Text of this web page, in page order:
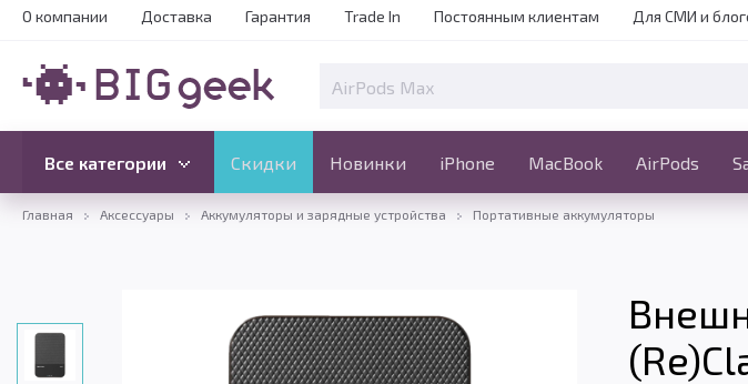
О компании Доставка Гарантия Trade In Постоянным клиентам Для СМИ и
Все категории Скидки Новинки iPhone MacBook AirPods
Скидки Новинки iPhone MacBook
Все категории Ещё
Главная Аксессуары Аккумуляторы и зарядные устройства Портативные аккумуляторы